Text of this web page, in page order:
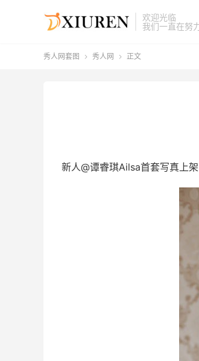
欢迎光临
我们一直在努
秀人网套图  秀人网  正文
新人@谭睿琪Ailsa首套写真上